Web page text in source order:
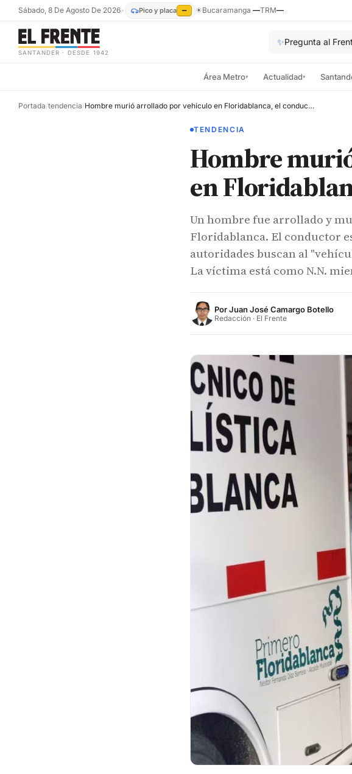
Sábado, 8 De Agosto De 2026• Pico y placa — ☀Bucaramanga—TRM—
SANTANDER · DESDE 1942
✨Pregunta al
Área Metro▾ Actualidad▾
Portada/tendencia/ Hombre murió arrollado por vehículo en Floridablanca, el conductor huyó
TENDENCIA
Hombre
en
Un hombre fue arrollado y
Floridablanca. El conductor
autoridades buscan al
La víctima está como N.N.
PorJuan José Camargo Botello
Redacción · El Frente